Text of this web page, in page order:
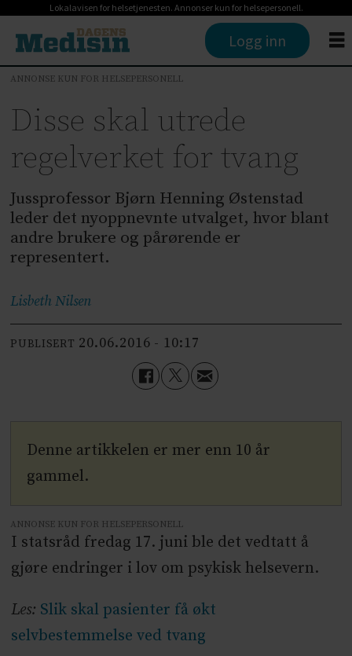
Lokalavisen for helsetjenesten. Annonser kun for helsepersonell.
Logg inn
ANNONSE KUN FOR HELSEPERSONELL
Disse skal utrede
regelverket for tvang
Jussprofessor Bjørn Henning Østenstad
leder det nyoppnevnte utvalget, hvor blant
andre brukere og pårørende er
representert.
LisbethNilsen
PUBLISERT 20.06.2016 - 10:17
Denne artikkelen er mer enn 10 år
gammel.
ANNONSE KUN FOR HELSEPERSONELL
I statsråd fredag 17. juni ble det vedtatt å
gjøre endringer i lov om psykisk helsevern.
Les: Slik skal pasienter få økt
selvbestemmelse ved tvang